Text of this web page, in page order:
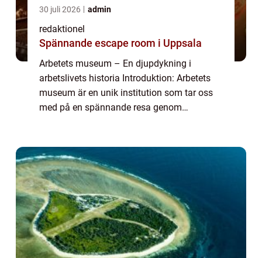
30 juli 2026 admin
redaktionel
Spännande escape room i Uppsala
Arbetets museum – En djupdykning i
arbetslivets historia Introduktion: Arbetets
museum är en unik institution som tar oss
med på en spännande resa genom
arbetsplatskulturen och a...